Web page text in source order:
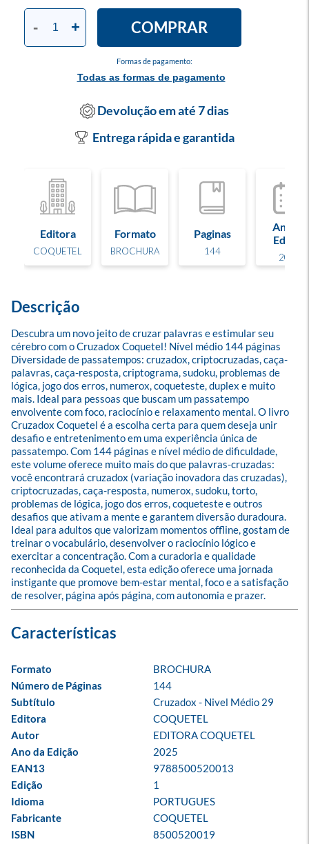
Formas de pagamento:
Todas as formas de pagamento
- + COMPRAR
Devolução em até 7 dias
Entrega rápida e garantida
Editora
COQUETEL
Formato
BROCHURA
Paginas
144
Ano de
Edição
2025
Descrição
Descubra um novo jeito de cruzar palavras e estimular seu
cérebro com o Cruzadox Coquetel! Nível médio 144 páginas
Diversidade de passatempos: cruzadox, criptocruzadas, caça-
palavras, caça-resposta, criptograma, sudoku, problemas de
lógica, jogo dos erros, numerox, coqueteste, duplex e muito
mais. Ideal para pessoas que buscam um passatempo
envolvente com foco, raciocínio e relaxamento mental. O livro
Cruzadox Coquetel é a escolha certa para quem deseja unir
desafio e entretenimento em uma experiência única de
passatempo. Com 144 páginas e nível médio de dificuldade,
este volume oferece muito mais do que palavras-cruzadas:
você encontrará cruzadox (variação inovadora das cruzadas),
criptocruzadas, caça-resposta, numerox, sudoku, torto,
problemas de lógica, jogo dos erros, coqueteste e outros
desafios que ativam a mente e garantem diversão duradoura.
Ideal para adultos que valorizam momentos offline, gostam de
treinar o vocabulário, desenvolver o raciocínio lógico e
exercitar a concentração. Com a curadoria e qualidade
reconhecida da Coquetel, esta edição oferece uma jornada
instigante que promove bem-estar mental, foco e a satisfação
de resolver, página após página, com autonomia e prazer.
Formato
BROCHURA
Número de Páginas
144
Subtítulo
Cruzadox - Nivel Médio 29
Editora
COQUETEL
Autor
EDITORA COQUETEL
Ano da Edição
2025
EAN13
9788500520013
Edição
1
Idioma
PORTUGUES
Fabricante
COQUETEL
ISBN
8500520019